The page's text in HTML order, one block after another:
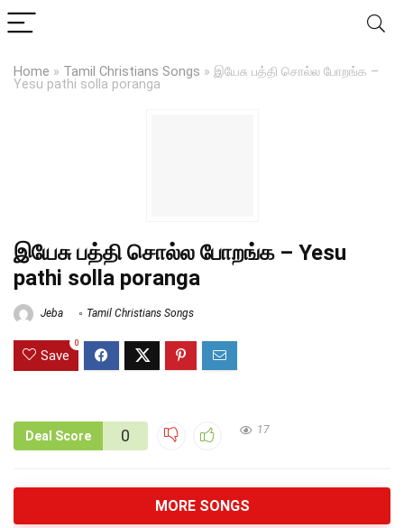
Home » Tamil Christians Songs » இயேசு பத்தி சொல்ல போறங்க –
Yesu pathi solla poranga
இயேசு பத்தி சொல்ல போறங்க – Yesu
pathi solla poranga
Jeba Tamil Christians Songs
Save
0
Deal Score 0 17
MORE SONGS